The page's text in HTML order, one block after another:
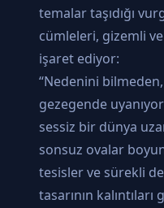
temalar taşıdığı
cümleleri, gizemli
işaret ediyor:
“Nedenini
gezegende
sessiz bir dünya
sonsuz ovalar
tesisler ve sürekli
tasarının